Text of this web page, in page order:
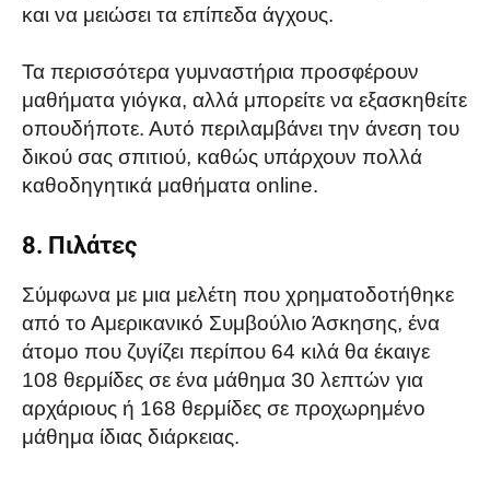
και να μειώσει τα επίπεδα άγχους.
Τα περισσότερα γυμναστήρια προσφέρουν
μαθήματα γιόγκα, αλλά μπορείτε να εξασκηθείτε
οπουδήποτε. Αυτό περιλαμβάνει την άνεση του
δικού σας σπιτιού, καθώς υπάρχουν πολλά
καθοδηγητικά μαθήματα online.
8. Πιλάτες
Σύμφωνα με μια μελέτη που χρηματοδοτήθηκε
από το Αμερικανικό Συμβούλιο Άσκησης, ένα
άτομο που ζυγίζει περίπου 64 κιλά θα έκαιγε
108 θερμίδες σε ένα μάθημα 30 λεπτών για
αρχάριους ή 168 θερμίδες σε προχωρημένο
μάθημα ίδιας διάρκειας.